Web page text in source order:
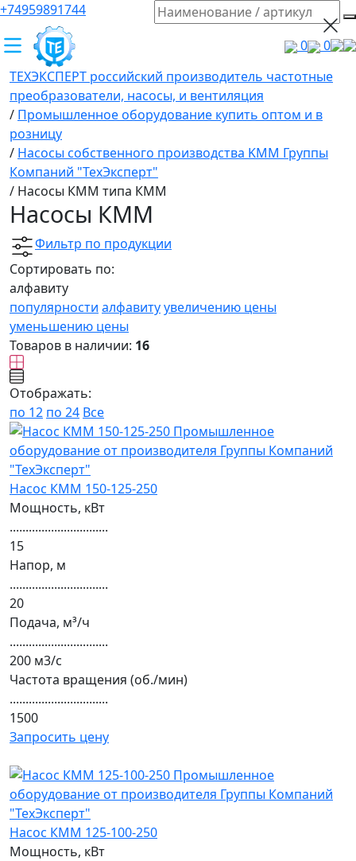
+74959891744
0
0
ТЕХЭКСПЕРТ российский производитель частотные
преобразователи, насосы, и вентиляция
/ Промышленное оборудование купить оптом и в
розницу
/ Насосы собственного производства KMM Группы
Компаний "ТехЭксперт"
/ Насосы КММ типа КММ
Насосы КММ
Фильтр по продукции
Сортировать по:
алфавиту
популярности алфавитуувеличению цены
уменьшению цены
Товаров в наличии: 16
Отображать:
по 12 по 24 Все
Насос КММ 150-125-250
Мощность, кВт
...............................
15
Напор, м
...............................
20
Подача, м³/ч
...............................
200 м3/с
Частота вращения (об./мин)
...............................
1500
Запросить цену
Насос КММ 125-100-250
Мощность, кВт